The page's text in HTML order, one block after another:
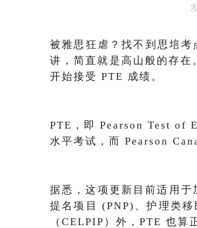
被雅思狂虐？找不到思培
讲，简直就是高山般的存
开始接受 PTE 成绩 。
PTE ，即Pearson Test of
水平考试，而 Pearson
据悉，这项更新目前适用
提名项目 (PNP)、护理类
（CELPIP）外，PTE 也算